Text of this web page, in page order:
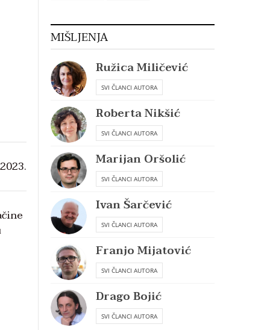
MIŠLJENJA
Ružica Miličević
SVI ČLANCI AUTORA
Roberta Nikšić
SVI ČLANCI AUTORA
Marijan Oršolić
SVI ČLANCI AUTORA
Ivan Šarčević
SVI ČLANCI AUTORA
Franjo Mijatović
SVI ČLANCI AUTORA
Drago Bojić
SVI ČLANCI AUTORA